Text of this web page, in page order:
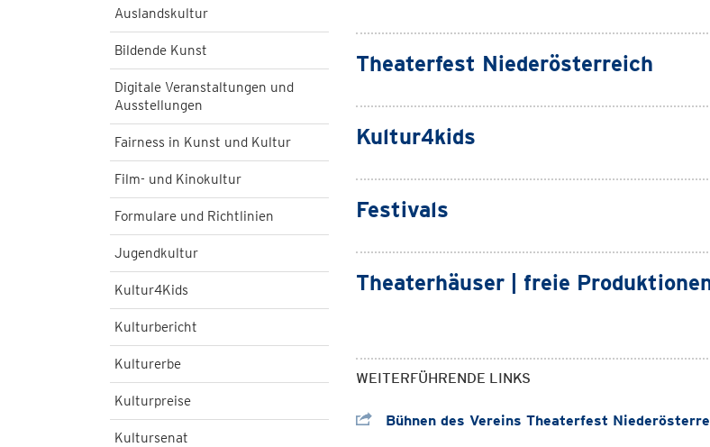
Auslandskultur
Bildende Kunst
Digitale Veranstaltungen und
Ausstellungen
Fairness in Kunst und Kultur
Film- und Kinokultur
Formulare und Richtlinien
Jugendkultur
Kultur4Kids
Kulturbericht
Kulturerbe
Kulturpreise
Kultursenat
Theaterfest Niederösterreich
Kultur4kids
Festivals
Theaterhäuser | freie
WEITERFÜHRENDE LINKS
Bühnen des Vereins Theaterfest